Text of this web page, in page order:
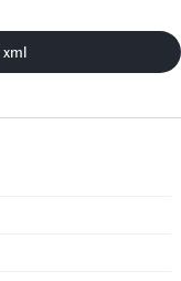
xml